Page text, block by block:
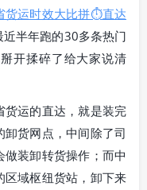
货运时效大比拼⏱️直达
半年跑的30多条热门
开揉碎了给大家说清
货运的直达，就是装完
货网点，中间除了司
装卸转货操作；而中
域枢纽货站，卸下来